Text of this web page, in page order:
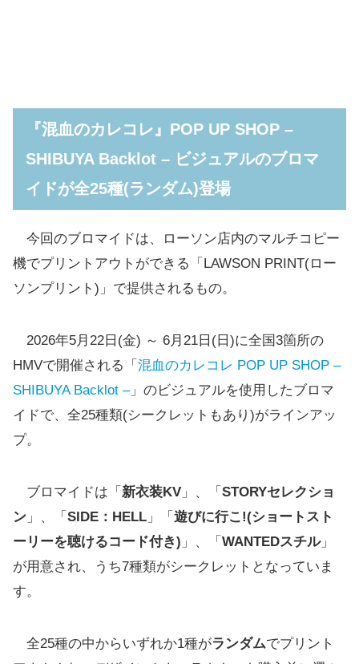
『混血のカレコレ』POP UP SHOP –
SHIBUYA Backlot – ビジュアルのブロマ
イドが全25種(ランダム)登場
今回のブロマイドは、ローソン店内のマルチコピー
機でプリントアウトができる「LAWSON PRINT(ロー
ソンプリント)」で提供されるもの。
2026年5月22日(金) ～ 6月21日(日)に全国3箇所の
HMVで開催される「 混血のカレコレ POP UP SHOP –
SHIBUYA Backlot –」のビジュアルを使用したブロマ
イドで、全25種類(シークレットもあり)がラインアッ
プ。
ブロマイドは「 新衣装KV 」、「 STORYセレクショ
ン 」、「 SIDE：HELL 」「 遊びに行こ!(ショートスト
ーリーを聴けるコード付き) 」、「 WANTEDスチル」
が用意され、うち7種類がシークレットとなっていま
す。
全25種の中からいずれか1種がランダムでプリント